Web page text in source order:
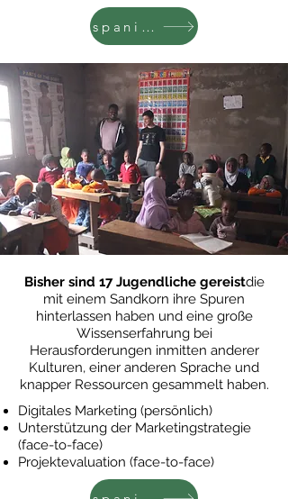
spanisch
Bisher sind 17 Jugendliche gereistdie
mit einem Sandkorn ihre Spuren
hinterlassen haben und eine große
Wissenserfahrung bei
Herausforderungen inmitten anderer
Kulturen, einer anderen Sprache und
knapper Ressourcen gesammelt haben.
Digitales Marketing (persönlich)
Unterstützung der Marketingstrategie
(face-to-face)
Projektevaluation (face-to-face)